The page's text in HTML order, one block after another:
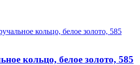
кольцо, белое золото, 585